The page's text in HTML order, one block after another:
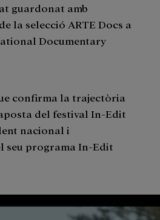
guardonat amb
la selecció ARTE Docs a
Documentary
confirma la trajectòria
del festival In-Edit
nacional i
seu programa In-Edit